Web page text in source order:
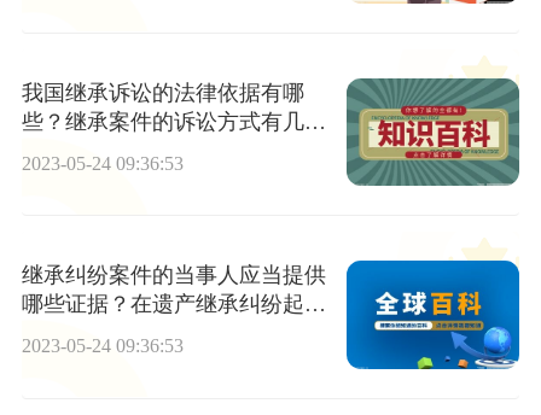
我国继承诉讼的法律依据有哪
些？继承案件的诉讼方式有几
2023-05-24 09:36:53
继承纠纷案件的当事人应当提供
哪些证据？在遗产继承纠纷起诉
如何取证？
2023-05-24 09:36:53